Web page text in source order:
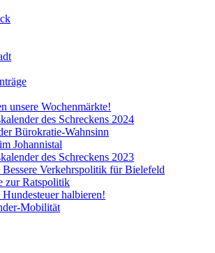
unsere Wochenmärkte!
des Schreckens 2024
Bürokratie-Wahnsinn
Johannistal
des Schreckens 2023
Bessere Verkehrspolitik für Bielefeld​​
zur Ratspolitik
halbieren!
Mobilität